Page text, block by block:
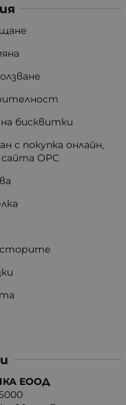
бисквитки
с покупка онлайн,
ОРС
ЕООД